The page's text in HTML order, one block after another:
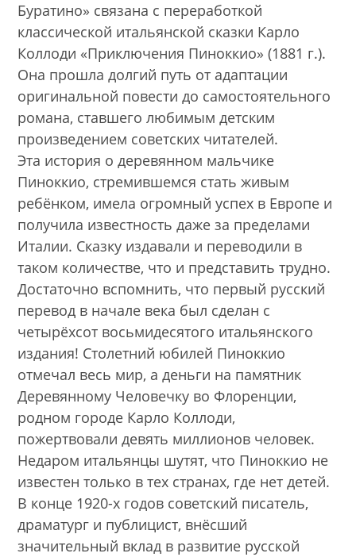
Буратино» связана с переработкой
классической итальянской сказки Карло
Коллоди «Приключения Пиноккио» (1881 г.).
Она прошла долгий путь от адаптации
оригинальной повести до самостоятельного
романа, ставшего любимым детским
произведением советских читателей.
Эта история о деревянном мальчике
Пиноккио, стремившемся стать живым
ребёнком, имела огромный успех в Европе и
получила известность даже за пределами
Италии. Сказку издавали и переводили в
таком количестве, что и представить трудно.
Достаточно вспомнить, что первый русский
перевод в начале века был сделан с
четырёхсот восьмидесятого итальянского
издания! Столетний юбилей Пиноккио
отмечал весь мир, а деньги на памятник
Деревянному Человечку во Флоренции,
родном городе Карло Коллоди,
пожертвовали девять миллионов человек.
Недаром итальянцы шутят, что Пиноккио не
известен только в тех странах, где нет детей.
В конце 1920-х годов советский писатель,
драматург и публицист, внёсший
значительный вклад в развитие русской